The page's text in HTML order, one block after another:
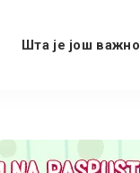
Шта је још важно